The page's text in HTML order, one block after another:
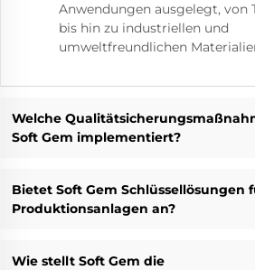
Anwendungen ausgelegt, von
bis hin zu industriellen und
umweltfreundlichen
Welche
Soft Gem implementiert?
Bietet Soft Gem Schlüssellösungen
Produktionsanlagen an?
Wie stellt Soft Gem die